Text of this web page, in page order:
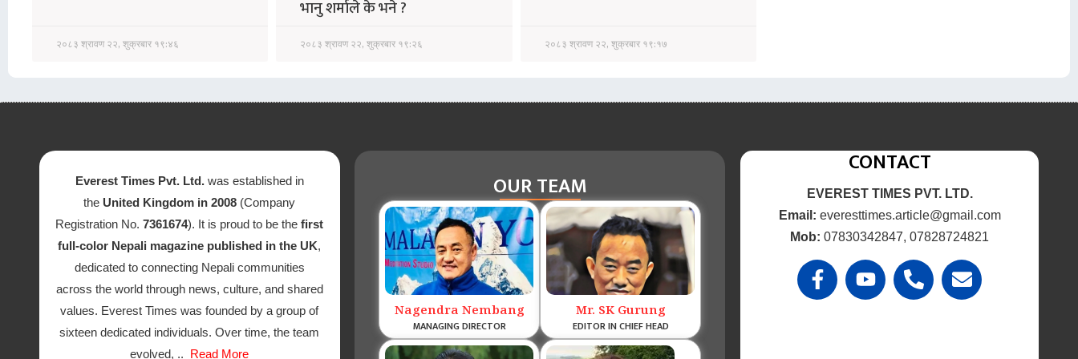
२०८३ श्रावण २२, शुक्रबार १९:४६
भानु शर्माले के भने ?
२०८३ श्रावण २२, शुक्रबार १९:२६ २०८३ श्रावण २२, शुक्रबार १९:१७
Everest Times Pvt. Ltd. was established in
the United Kingdom in 2008 (Company
Registration No.7361674). It is proud to be thefirst
full-color Nepali magazine published in the UK,
dedicated to connecting Nepali communities
across the world through news, culture, and shared
values. Everest Times was founded by a group of
sixteen dedicated individuals. Over time, the team
evolved, .. Read More
OUR TEAM
Nagendra Nembang
MANAGING DIRECTOR
Mr. SK Gurung
EDITOR IN CHIEF HEAD
CONTACT
EVEREST TIMES PVT. LTD.
Email: everesttimes.article@gmail.com
Mob: 07830342847, 07828724821